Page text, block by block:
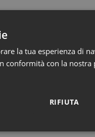
ha una specifica
tempestivamente le
gli outcome della
al paragrafo 4.2 del
prevalenza di
in Sicilia.
società è notevole e
la tua esperienza di
conformità con la nostra
RIFIUTA
Statistici